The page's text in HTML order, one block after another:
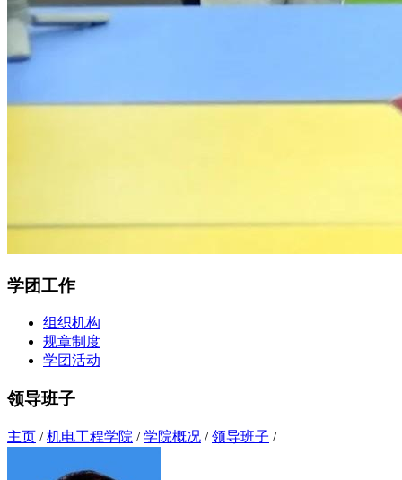
学团工作
组织机构
规章制度
学团活动
领导班子
主页 /机电工程学院 /学院概况 /领导班子 /